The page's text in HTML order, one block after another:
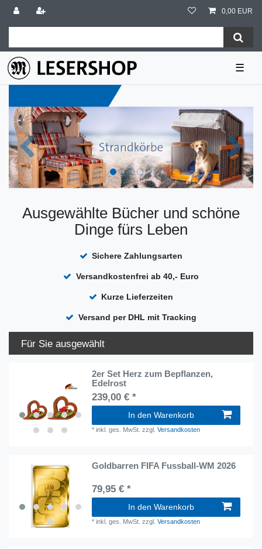
0,00 EUR
☰
Ausgewählte Bücher und schöne
Dinge fürs Leben
Sichere Zahlungsarten
Versandkostenfrei ab 40,- Euro
Kurze Lieferzeiten
Versand per DHL mit Tracking
Für Sie ausgewählt
2er Set Herz zum Bepflanzen,
Edelrost
239,00 € *
In den Warenkorb
*inkl. ges. MwSt. zzgl.Versandkosten
Goldbarren FIFA Fussball-WM 2026
79,95 € *
In den Warenkorb
*inkl. ges. MwSt. zzgl.Versandkosten